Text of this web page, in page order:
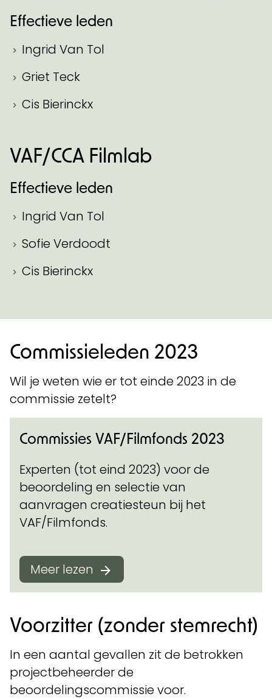
Effectieve leden
Ingrid Van Tol
Griet Teck
Cis Bierinckx
VAF/CCA Filmlab
Effectieve leden
Ingrid Van Tol
Sofie Verdoodt
Cis Bierinckx
Commissieleden 2023
Wil je weten wie er tot einde 2023 in de
commissie zetelt?
Commissies VAF/Filmfonds 2023
Experten (tot eind 2023) voor de
beoordeling en selectie van
aanvragen creatiesteun bij het
VAF/Filmfonds.
Meer lezen
Voorzitter (zonder stemrecht)
In een aantal gevallen zit de betrokken
projectbeheerder de
beoordelingscommissie voor.